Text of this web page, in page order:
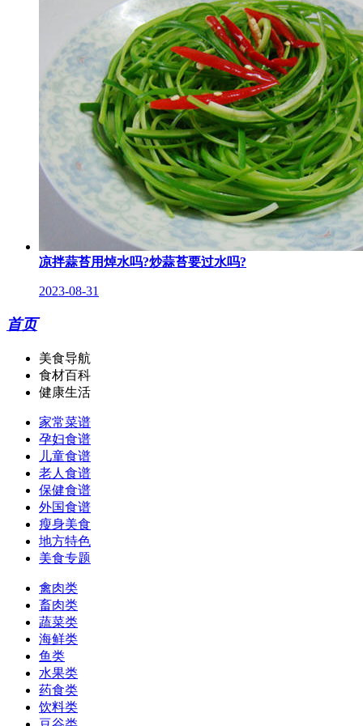
凉拌蒜苔用焯水吗?炒蒜苔要过水吗?
2023-08-31
首页
美食导航
食材百科
健康生活
家常菜谱
孕妇食谱
儿童食谱
老人食谱
保健食谱
外国食谱
瘦身美食
地方特色
美食专题
禽肉类
畜肉类
蔬菜类
海鲜类
鱼类
水果类
药食类
饮料类